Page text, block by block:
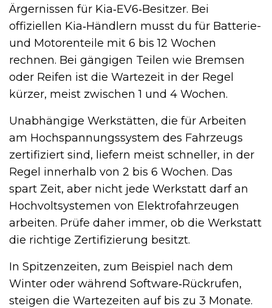
Ärgernissen für Kia‑EV6‑Besitzer. Bei
offiziellen Kia‑Händlern musst du für Batterie-
und Motorenteile mit 6 bis 12 Wochen
rechnen. Bei gängigen Teilen wie Bremsen
oder Reifen ist die Wartezeit in der Regel
kürzer, meist zwischen 1 und 4 Wochen.
Unabhängige Werkstätten, die für Arbeiten
am Hochspannungssystem des Fahrzeugs
zertifiziert sind, liefern meist schneller, in der
Regel innerhalb von 2 bis 6 Wochen. Das
spart Zeit, aber nicht jede Werkstatt darf an
Hochvoltsystemen von Elektrofahrzeugen
arbeiten. Prüfe daher immer, ob die Werkstatt
die richtige Zertifizierung besitzt.
In Spitzenzeiten, zum Beispiel nach dem
Winter oder während Software‑Rückrufen,
steigen die Wartezeiten auf bis zu 3 Monate.